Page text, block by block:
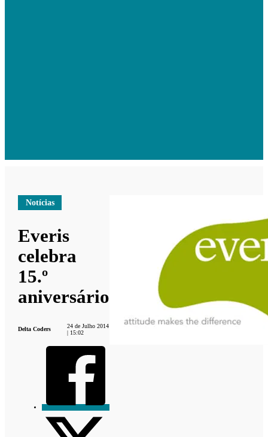
Notícias
Everis
celebra
15.º
aniversário
Delta Coders
24 de Julho 2014
| 15:02